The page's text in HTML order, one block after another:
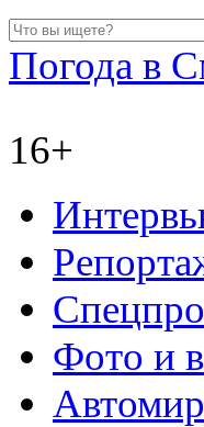
Погода в
16+
Фото и
Автомир